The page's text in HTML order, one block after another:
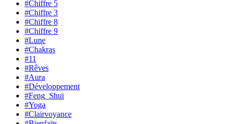
#Chiffre 5
#Chiffre 3
#Chiffre 8
#Chiffre 9
#Lune
#Chakras
#11
#Rêves
#Aura
#Développement
#Feng_Shui
#Yoga
#Clairvoyance